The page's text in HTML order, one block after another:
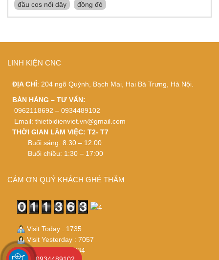
đầu cos nối dây
đồng đỏ
LINH KIỆN CNC
ĐỊA CHỈ: 204 ngõ Quỳnh, Bạch Mai, Hai Bà Trưng, Hà Nội.
BÁN HÀNG – TƯ VẤN:
0962118692 – 0934489102
Email: thietbidienviet.vn@gmail.com
THỜI GIAN LÀM VIỆC: T2- T7
Buổi sáng: 8:30 – 12:00
Buổi chiều: 1:30 – 17:00
CÁM ƠN QUÝ KHÁCH GHÉ THĂM
Visit Today : 1735
Visit Yesterday : 7057
Total Visit : 113634